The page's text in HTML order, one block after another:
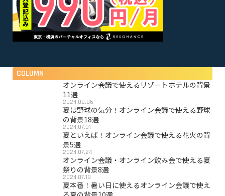
COLUMN
オンライン会議で使えるリゾートホテルの背景
11選
2024.08.06
夏は野球の気分！オンライン会議で使える野球
の背景18選
2024.07.31
夏といえば！オンライン会議で使える花火の背
景5選
2024.07.24
オンライン会議・オンライン飲み会で使える夏
祭りの背景8選
2024.07.19
夏本番！暑い日に使えるオンライン会議で使え